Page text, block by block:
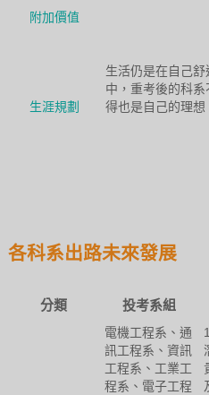
附加價值
生涯規劃
生活仍是在自己舒
中，重考後的科系
得也是自己的理想
各科系出路未來發展
分類 投考系組
電機工程系、通
訊工程系、資訊
工程系、工業工
程系、電子工程